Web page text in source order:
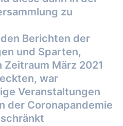
zu
Berichten der
und Sparten,
Zeitraum März 2021
war
Veranstaltungen
der Coronapandemie